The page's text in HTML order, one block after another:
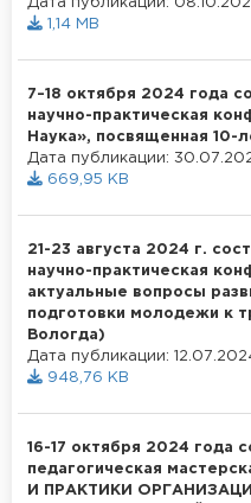
1,14 MB
7–18 октября 2024 года
научно-практическая
Наука», посвященная 10-
Дата публикации:
669,95 KB
21-23 августа 2024 г.
научно-практическая
актуальные вопросы
подготовки молодежи к
Вологда)
Дата публикации:
948,76 KB
16-17 октября 2024 года
педагогическая
И ПРАКТИКИ